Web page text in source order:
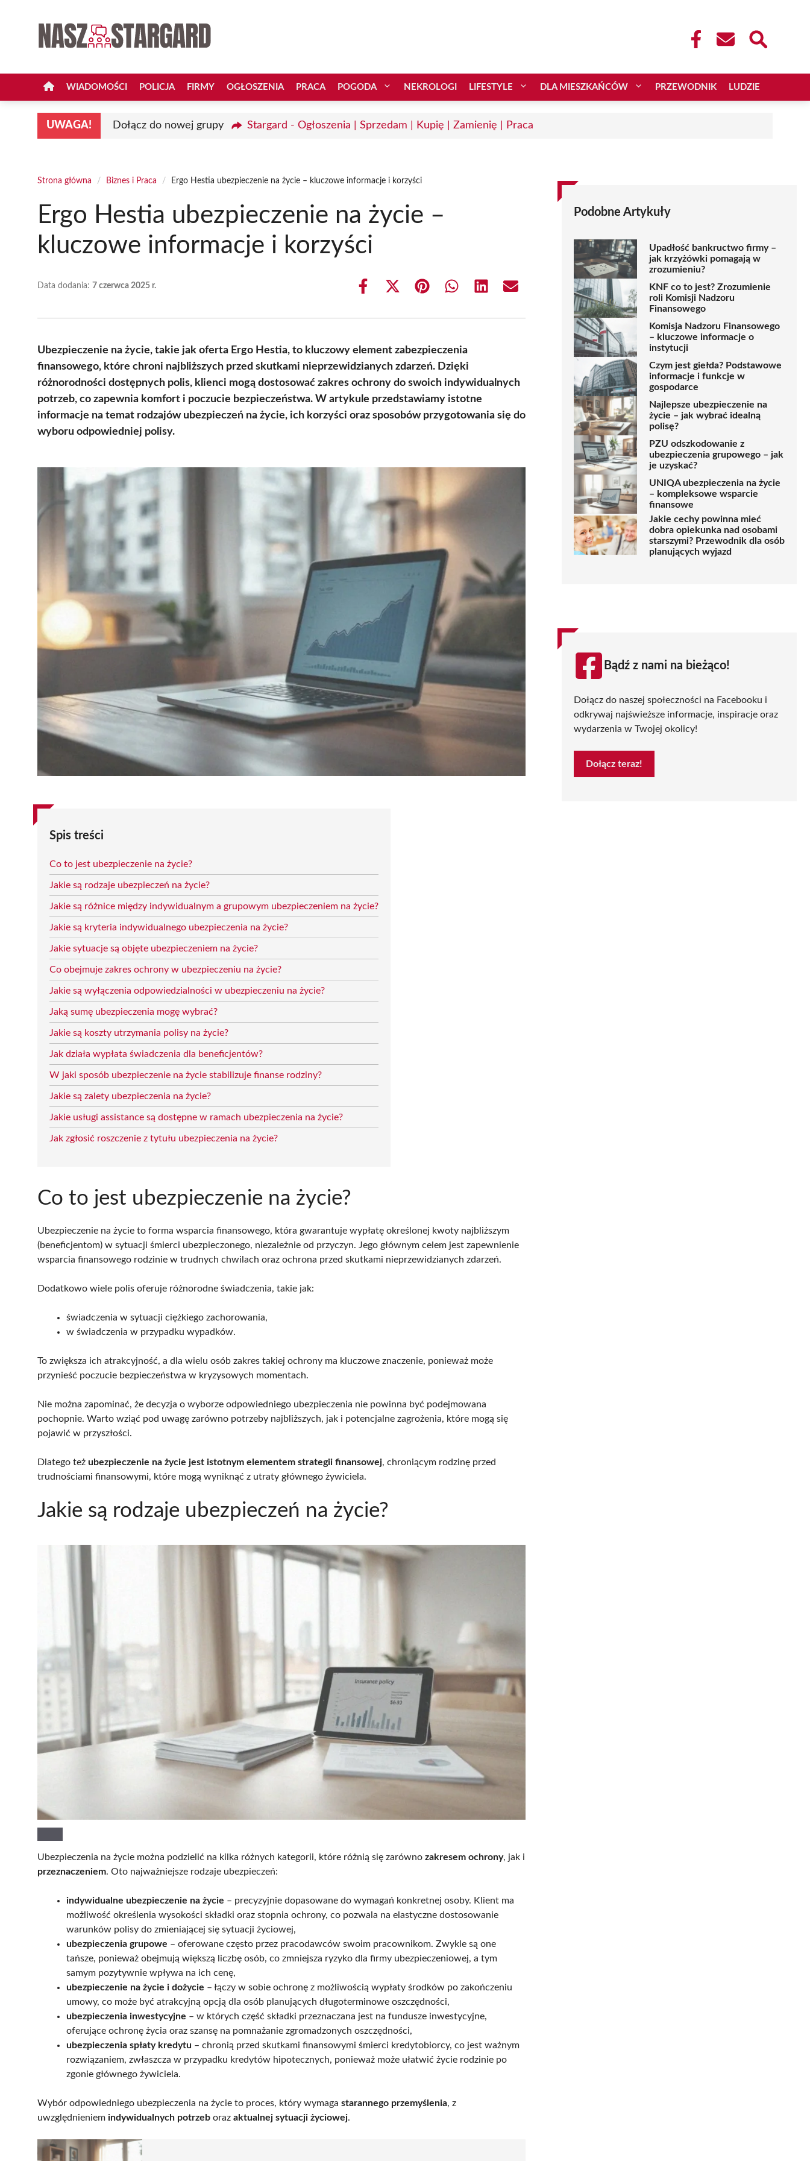
WIADOMOŚCI POLICJA FIRMY OGŁOSZENIA PRACA POGODA NEKROLOGI LIFESTYLE DLA MIESZKAŃCÓW PRZEWODNIK LUDZIE
UWAGA! Dołącz do nowej grupy Stargard - Ogłoszenia | Sprzedam | Kupię | Zamienię | Praca
Strona główna / Biznes i Praca / Ergo Hestia ubezpieczenie na życie – kluczowe informacje i korzyści
Ergo Hestia ubezpieczenie na życie –
kluczowe informacje i korzyści
Data dodania: 7 czerwca 2025 r.
Share
Share
(Twitter)
Share Share Share Share
Ubezpieczenie na życie, takie jak oferta Ergo Hestia, to kluczowy element zabezpieczenia
finansowego, które chroni najbliższych przed skutkami nieprzewidzianych zdarzeń. Dzięki
różnorodności dostępnych polis, klienci mogą dostosować zakres ochrony do swoich indywidualnych
potrzeb, co zapewnia komfort i poczucie bezpieczeństwa. W artykule przedstawiamy istotne
informacje na temat rodzajów ubezpieczeń na życie, ich korzyści oraz sposobów przygotowania się do
wyboru odpowiedniej polisy.
Spis treści
Co to jest ubezpieczenie na życie?
Jakie są rodzaje ubezpieczeń na życie?
Jakie są różnice między indywidualnym a grupowym ubezpieczeniem na życie?
Jakie są kryteria indywidualnego ubezpieczenia na życie?
Jakie sytuacje są objęte ubezpieczeniem na życie?
Co obejmuje zakres ochrony w ubezpieczeniu na życie?
Jakie są wyłączenia odpowiedzialności w ubezpieczeniu na życie?
Jaką sumę ubezpieczenia mogę wybrać?
Jakie są koszty utrzymania polisy na życie?
Jak działa wypłata świadczenia dla beneficjentów?
W jaki sposób ubezpieczenie na życie stabilizuje finanse rodziny?
Jakie są zalety ubezpieczenia na życie?
Jakie usługi assistance są dostępne w ramach ubezpieczenia na życie?
Jak zgłosić roszczenie z tytułu ubezpieczenia na życie?
Co to jest ubezpieczenie na życie?
Ubezpieczenie na życie to forma wsparcia finansowego, która gwarantuje wypłatę określonej kwoty najbliższym
(beneficjentom) w sytuacji śmierci ubezpieczonego, niezależnie od przyczyn. Jego głównym celem jest zapewnienie
wsparcia finansowego rodzinie w trudnych chwilach oraz ochrona przed skutkami nieprzewidzianych zdarzeń.
Dodatkowo wiele polis oferuje różnorodne świadczenia, takie jak:
świadczenia w sytuacji ciężkiego zachorowania,
w świadczenia w przypadku wypadków.
To zwiększa ich atrakcyjność, a dla wielu osób zakres takiej ochrony ma kluczowe znaczenie, ponieważ może
przynieść poczucie bezpieczeństwa w kryzysowych momentach.
Nie można zapominać, że decyzja o wyborze odpowiedniego ubezpieczenia nie powinna być podejmowana
pochopnie. Warto wziąć pod uwagę zarówno potrzeby najbliższych, jak i potencjalne zagrożenia, które mogą się
pojawić w przyszłości.
Dlatego też ubezpieczenie na życie jest istotnym elementem strategii finansowej, chroniącym rodzinę przed
trudnościami finansowymi, które mogą wyniknąć z utraty głównego żywiciela.
Jakie są rodzaje ubezpieczeń na życie?
Ubezpieczenia na życie można podzielić na kilka różnych kategorii, które różnią się zarówno zakresem ochrony, jak i
przeznaczeniem. Oto najważniejsze rodzaje ubezpieczeń:
indywidualne ubezpieczenie na życie – precyzyjnie dopasowane do wymagań konkretnej osoby. Klient ma
możliwość określenia wysokości składki oraz stopnia ochrony, co pozwala na elastyczne dostosowanie
warunków polisy do zmieniającej się sytuacji życiowej,
ubezpieczenia grupowe – oferowane często przez pracodawców swoim pracownikom. Zwykle są one
tańsze, ponieważ obejmują większą liczbę osób, co zmniejsza ryzyko dla firmy ubezpieczeniowej, a tym
samym pozytywnie wpływa na ich cenę,
ubezpieczenie na życie i dożycie – łączy w sobie ochronę z możliwością wypłaty środków po zakończeniu
umowy, co może być atrakcyjną opcją dla osób planujących długoterminowe oszczędności,
ubezpieczenia inwestycyjne – w których część składki przeznaczana jest na fundusze inwestycyjne,
oferujące ochronę życia oraz szansę na pomnażanie zgromadzonych oszczędności,
ubezpieczenia spłaty kredytu – chronią przed skutkami finansowymi śmierci kredytobiorcy, co jest ważnym
rozwiązaniem, zwłaszcza w przypadku kredytów hipotecznych, ponieważ może ułatwić życie rodzinie po
zgonie głównego żywiciela.
Wybór odpowiedniego ubezpieczenia na życie to proces, który wymaga starannego przemyślenia, z
uwzględnieniem indywidualnych potrzeb oraz aktualnej sytuacji życiowej.
Podobne Artykuły
Upadłość bankructwo firmy –
jak krzyżówki pomagają w
zrozumieniu?
KNF co to jest? Zrozumienie
roli Komisji Nadzoru
Finansowego
Komisja Nadzoru Finansowego
– kluczowe informacje o
instytucji
Czym jest giełda? Podstawowe
informacje i funkcje w
gospodarce
Najlepsze ubezpieczenie na
życie – jak wybrać idealną
polisę?
PZU odszkodowanie z
ubezpieczenia grupowego – jak
je uzyskać?
UNIQA ubezpieczenia na życie
– kompleksowe wsparcie
finansowe
Jakie cechy powinna mieć
dobra opiekunka nad osobami
starszymi? Przewodnik dla osób
planujących wyjazd
Bądź z nami na bieżąco!
Dołącz do naszej społeczności na Facebooku i
odkrywaj najświeższe informacje, inspiracje oraz
wydarzenia w Twojej okolicy!
Dołącz teraz!